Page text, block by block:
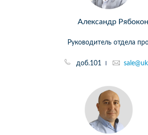
Александр
Руководитель отдела
доб.101